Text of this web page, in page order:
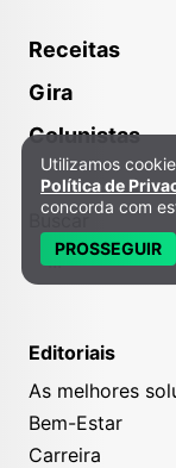
Receitas
Gira
Colunistas
Buscar
Editoriais
As melhores
Bem-Estar
Carreira
Política de
Utilizamos
Política de
concorda com
PROSSEGUIR